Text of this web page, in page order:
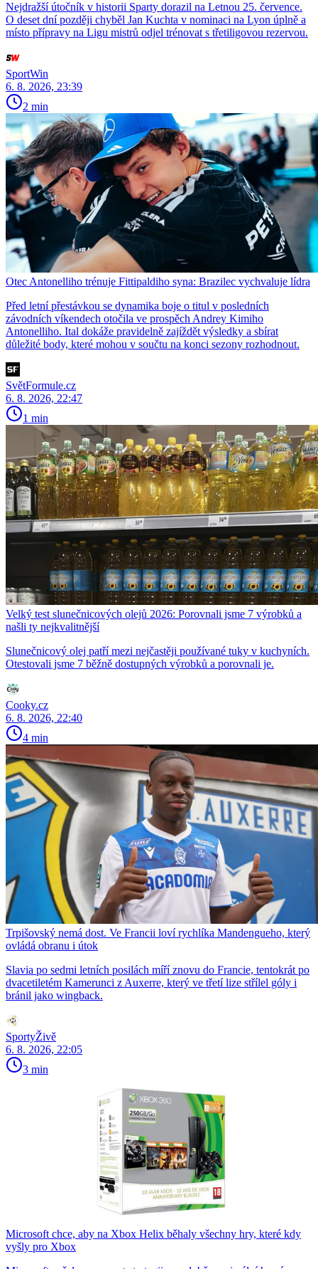
Nejdražší útočník v historii Sparty dorazil na Letnou 25. července.
O deset dní později chyběl Jan Kuchta v nominaci na Lyon úplně a
místo přípravy na Ligu mistrů odjel trénovat s třetiligovou rezervou.
SportWin
6. 8. 2026, 23:39
2 min
Otec Antonelliho trénuje Fittipaldiho syna: Brazilec vychvaluje lídra
Před letní přestávkou se dynamika boje o titul v posledních
závodních víkendech otočila ve prospěch Andrey Kimiho
Antonelliho. Ital dokáže pravidelně zajíždět výsledky a sbírat
důležité body, které mohou v součtu na konci sezony rozhodnout.
SvětFormule.cz
6. 8. 2026, 22:47
1 min
Velký test slunečnicových olejů 2026: Porovnali jsme 7 výrobků a
našli ty nejkvalitnější
Slunečnicový olej patří mezi nejčastěji používané tuky v kuchyních.
Otestovali jsme 7 běžně dostupných výrobků a porovnali je.
Cooky.cz
6. 8. 2026, 22:40
4 min
Trpišovský nemá dost. Ve Francii loví rychlíka Mandengueho, který
ovládá obranu i útok
Slavia po sedmi letních posilách míří znovu do Francie, tentokrát po
dvacetiletém Kamerunci z Auxerre, který ve třetí lize střílel góly i
bránil jako wingback.
SportyŽivě
6. 8. 2026, 22:05
3 min
Microsoft chce, aby na Xbox Helix běhaly všechny hry, které kdy
vyšly pro Xbox